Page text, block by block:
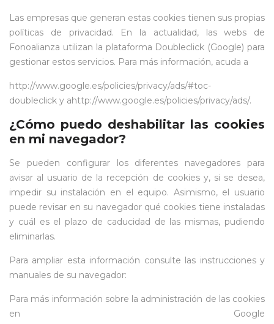
Las empresas que generan estas cookies tienen sus propias
políticas de privacidad. En la actualidad, las webs de
Fonoalianza utilizan la plataforma Doubleclick (Google) para
gestionar estos servicios. Para más información, acuda a
http://www.google.es/policies/privacy/ads/#toc-
doubleclick y ahttp://www.google.es/policies/privacy/ads/.
¿Cómo puedo deshabilitar las cookies
en mi navegador?
Se pueden configurar los diferentes navegadores para
avisar al usuario de la recepción de cookies y, si se desea,
impedir su instalación en el equipo. Asimismo, el usuario
puede revisar en su navegador qué cookies tiene instaladas
y cuál es el plazo de caducidad de las mismas, pudiendo
eliminarlas.
Para ampliar esta información consulte las instrucciones y
manuales de su navegador:
Para más información sobre la administración de las cookies
en Google